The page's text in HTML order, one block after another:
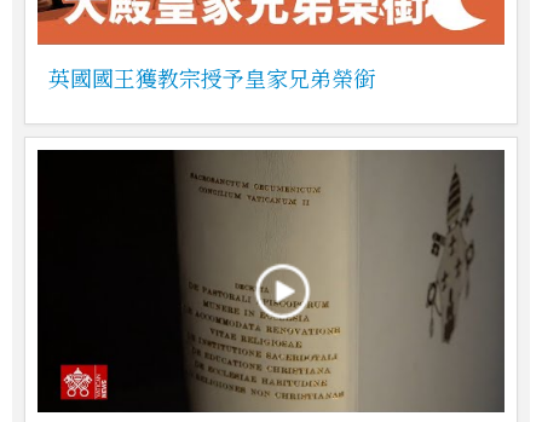
英國國王獲教宗授予皇家兄弟榮銜